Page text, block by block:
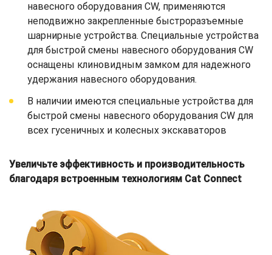
навесного оборудования CW, применяются
неподвижно закрепленные быстроразъемные
шарнирные устройства. Специальные устройства
для быстрой смены навесного оборудования CW
оснащены клиновидным замком для надежного
удержания навесного оборудования.
В наличии имеются специальные устройства для
быстрой смены навесного оборудования CW для
всех гусеничных и колесных экскаваторов
Увеличьте эффективность и производительность
благодаря встроенным технологиям Cat Connect